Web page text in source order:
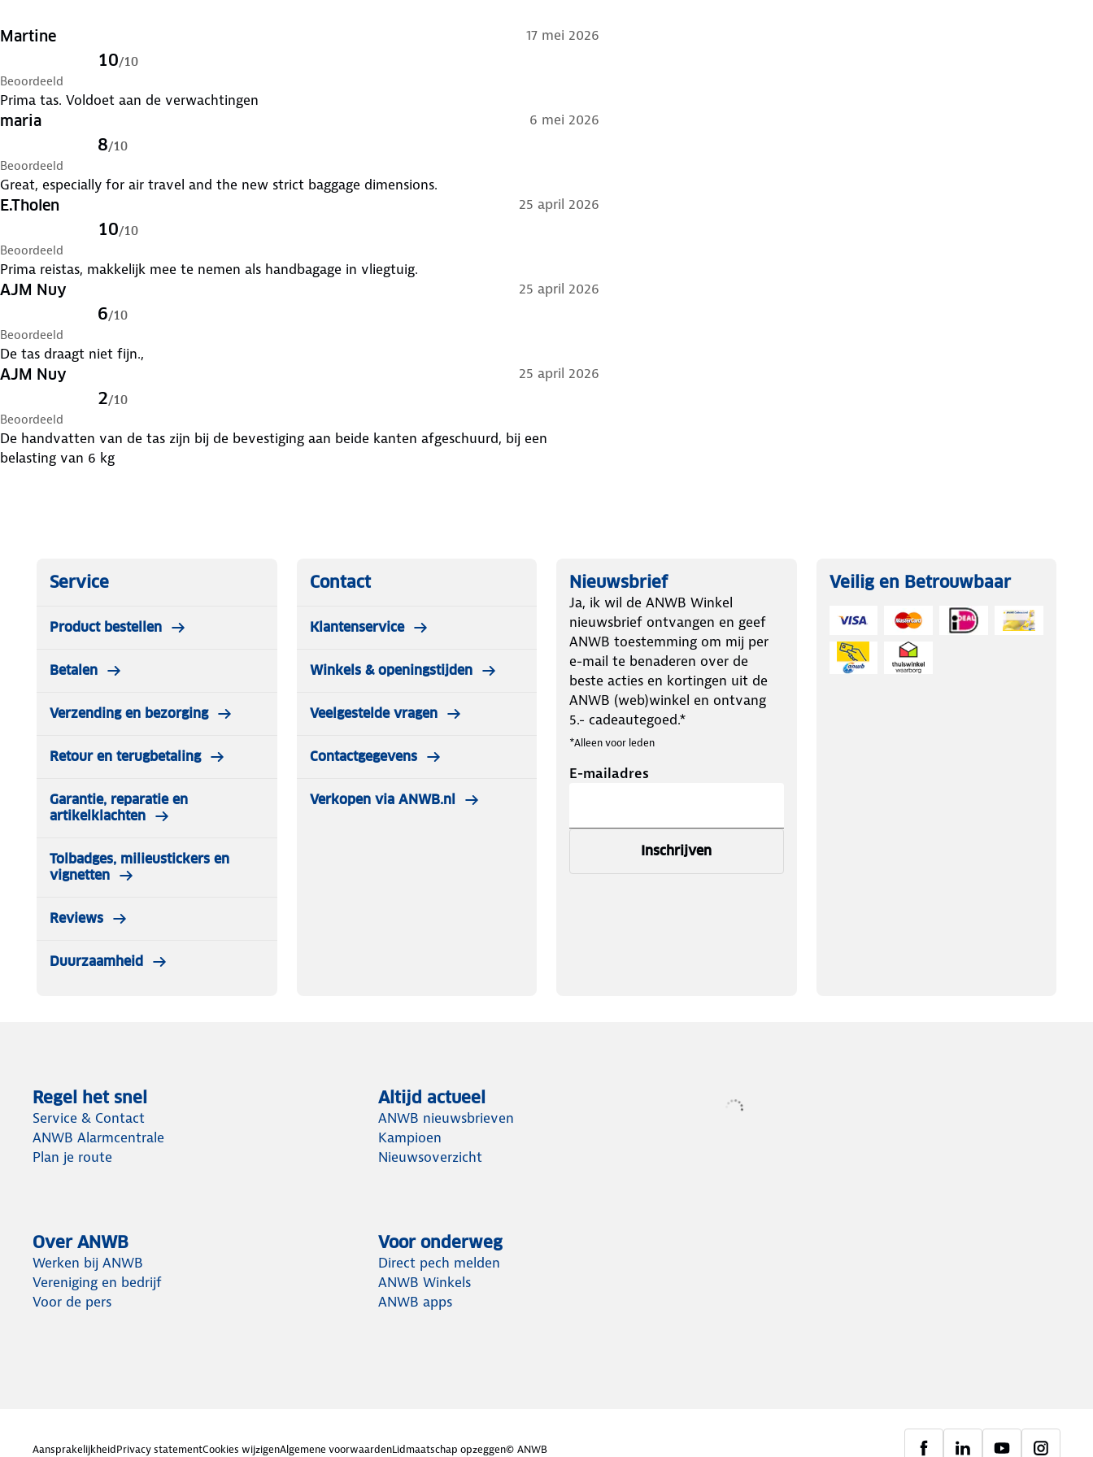
Martine 17 mei 2026
10/10
Beoordeeld
Prima tas. Voldoet aan de verwachtingen
maria 6 mei 2026
8/10
Beoordeeld
Great, especially for air travel and the new strict baggage dimensions.
E.Tholen 25 april 2026
10/10
Beoordeeld
Prima reistas, makkelijk mee te nemen als handbagage in vliegtuig.
AJM Nuy 25 april 2026
6/10
Beoordeeld
De tas draagt niet fijn.,
AJM Nuy 25 april 2026
2/10
Beoordeeld
De handvatten van de tas zijn bij de bevestiging aan beide kanten afgeschuurd, bij een
belasting van 6 kg
Service
Product bestellen
Betalen
Verzending en bezorging
Retour en terugbetaling
Garantie, reparatie en
artikelklachten
Tolbadges, milieustickers en
vignetten
Reviews
Duurzaamheid
Contact
Klantenservice
Winkels & openingstijden
Veelgestelde vragen
Contactgegevens
Verkopen via ANWB.nl
Nieuwsbrief
Ja, ik wil de ANWB Winkel
nieuwsbrief ontvangen en geef
ANWB toestemming om mij per
e-mail te benaderen over de
beste acties en kortingen uit de
ANWB (web)winkel en ontvang
5.- cadeautegoed.*
*Alleen voor leden
E-mailadres
Inschrijven
Veilig en Betrouwbaar
Regel het snel
Service & Contact
ANWB Alarmcentrale
Plan je route
Altijd actueel
ANWB nieuwsbrieven
Kampioen
Nieuwsoverzicht
Over ANWB
Werken bij ANWB
Vereniging en bedrijf
Voor de pers
Voor onderweg
Direct pech melden
ANWB Winkels
ANWB apps
AansprakelijkheidPrivacy statementCookies wijzigenAlgemene voorwaardenLidmaatschap opzeggen© ANWB